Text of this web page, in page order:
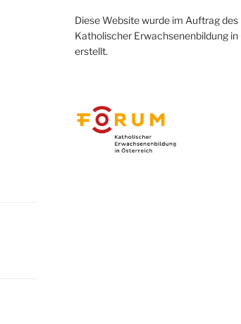
Diese Website wurde im Auftrag des
Katholischer Erwachsenenbildung
erstellt.